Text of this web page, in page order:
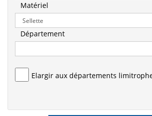
Matériel
Département
Elargir aux départements